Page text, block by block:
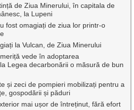
de Ziua Minerului, în capitala de
la Lupeni
fost omagiați de ziua lor printr-o
la Vulcan, de Ziua Minerului
vede în adoptarea
Legea decarbonării o măsură de bun
și zeci de pompieri mobilizați pentru a
gospodării și păduri
mai ușor de întreținut, fără efort